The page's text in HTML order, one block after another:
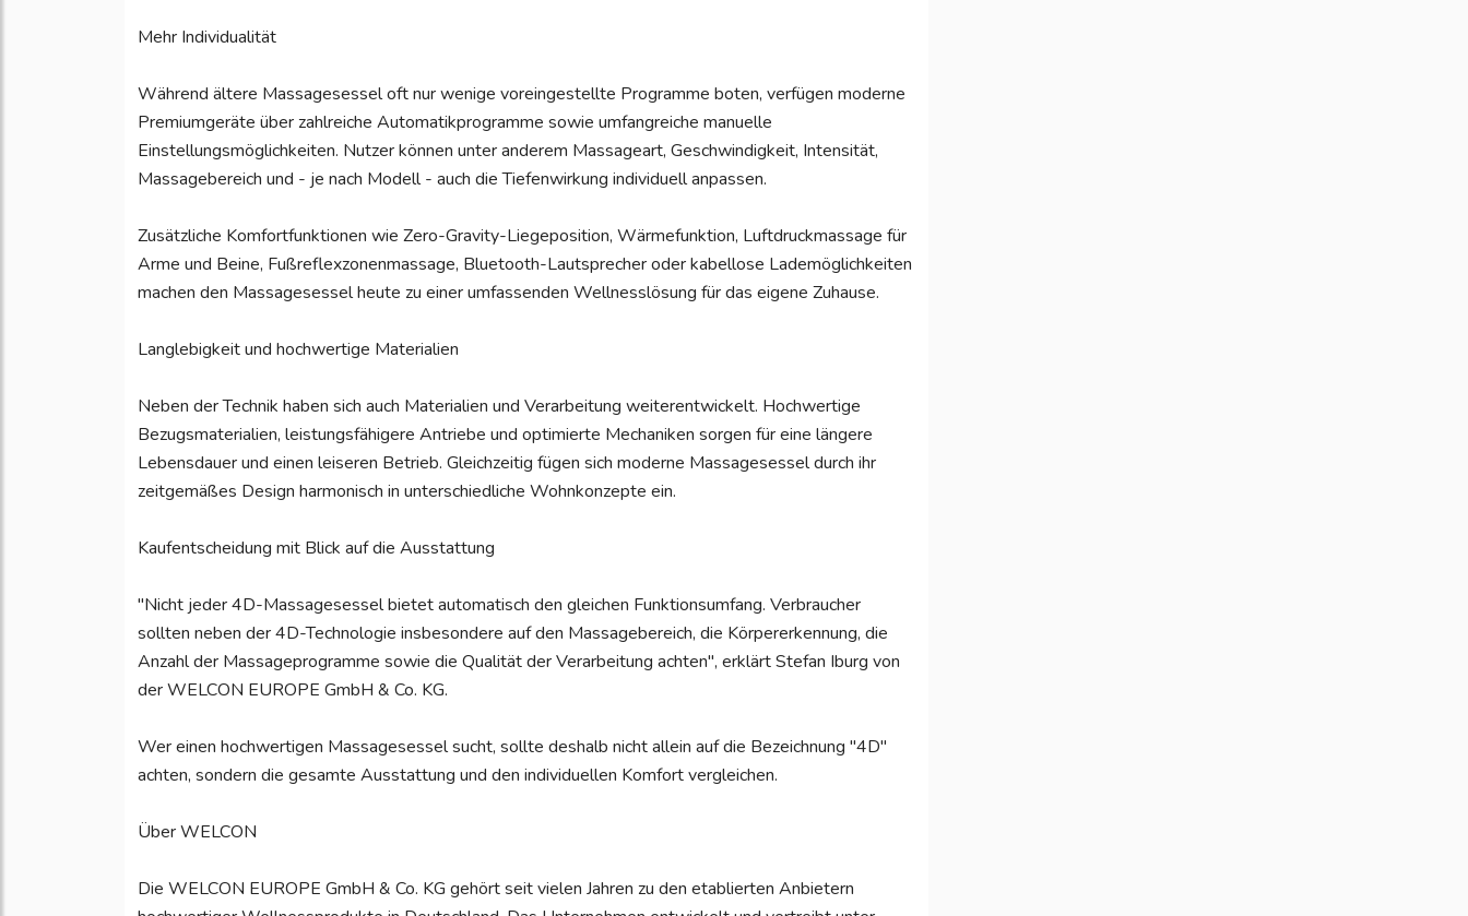
Mehr Individualität
Während ältere Massagesessel oft nur wenige voreingestellte Programme boten, verfügen moderne
Premiumgeräte über zahlreiche Automatikprogramme sowie umfangreiche manuelle
Einstellungsmöglichkeiten. Nutzer können unter anderem Massageart, Geschwindigkeit, Intensität,
Massagebereich und - je nach Modell - auch die Tiefenwirkung individuell anpassen.
Zusätzliche Komfortfunktionen wie Zero-Gravity-Liegeposition, Wärmefunktion, Luftdruckmassage für
Arme und Beine, Fußreflexzonenmassage, Bluetooth-Lautsprecher oder kabellose Lademöglichkeiten
machen den Massagesessel heute zu einer umfassenden Wellnesslösung für das eigene Zuhause.
Langlebigkeit und hochwertige Materialien
Neben der Technik haben sich auch Materialien und Verarbeitung weiterentwickelt. Hochwertige
Bezugsmaterialien, leistungsfähigere Antriebe und optimierte Mechaniken sorgen für eine längere
Lebensdauer und einen leiseren Betrieb. Gleichzeitig fügen sich moderne Massagesessel durch ihr
zeitgemäßes Design harmonisch in unterschiedliche Wohnkonzepte ein.
Kaufentscheidung mit Blick auf die Ausstattung
"Nicht jeder 4D-Massagesessel bietet automatisch den gleichen Funktionsumfang. Verbraucher
sollten neben der 4D-Technologie insbesondere auf den Massagebereich, die Körpererkennung, die
Anzahl der Massageprogramme sowie die Qualität der Verarbeitung achten", erklärt Stefan Iburg von
der WELCON EUROPE GmbH & Co. KG.
Wer einen hochwertigen Massagesessel sucht, sollte deshalb nicht allein auf die Bezeichnung "4D"
achten, sondern die gesamte Ausstattung und den individuellen Komfort vergleichen.
Über WELCON
Die WELCON EUROPE GmbH & Co. KG gehört seit vielen Jahren zu den etablierten Anbietern